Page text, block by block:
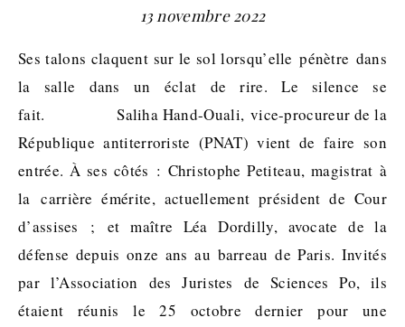
13 novembre 2022
Ses talons claquent sur le sol lorsqu’elle pénètre dans
la salle dans un éclat de rire. Le silence se
fait. Saliha Hand-Ouali, vice-procureur de la
République antiterroriste (PNAT) vient de faire son
entrée. À ses côtés : Christophe Petiteau, magistrat à
la carrière émérite, actuellement président de Cour
d’assises ; et maître Léa Dordilly, avocate de la
défense depuis onze ans au barreau de Paris. Invités
par l’Association des Juristes de Sciences Po, ils
étaient réunis le 25 octobre dernier pour une